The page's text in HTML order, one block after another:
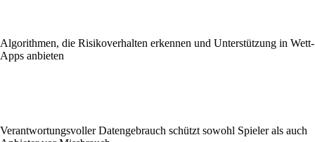
Algorithmen, die Risikoverhalten erkennen und Unterstützung in Wett-
Apps anbieten
Verantwortungsvoller Datengebrauch schützt sowohl Spieler als auch